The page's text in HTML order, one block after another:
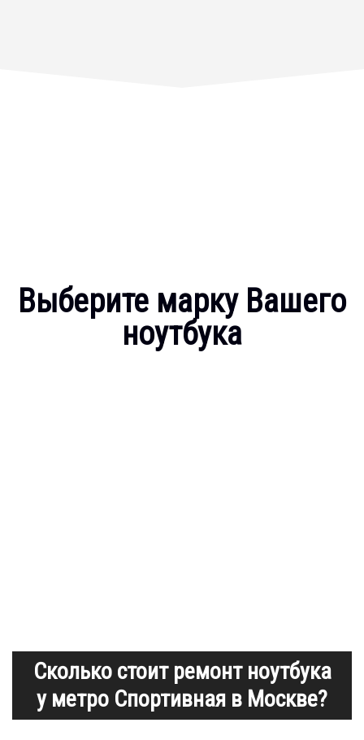
Выберите марку Вашего
ноутбука
Сколько стоит ремонт ноутбука
у метро Спортивная в Москве?